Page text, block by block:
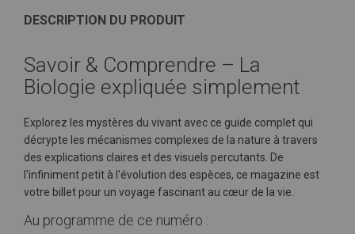
DESCRIPTION DU PRODUIT
Savoir & Comprendre – La
Biologie expliquée simplement
Explorez les mystères du vivant avec ce guide complet qui
décrypte les mécanismes complexes de la nature à travers
des explications claires et des visuels percutants. De
l'infiniment petit à l'évolution des espèces, ce magazine est
votre billet pour un voyage fascinant au cœur de la vie.
Au programme de ce numéro :